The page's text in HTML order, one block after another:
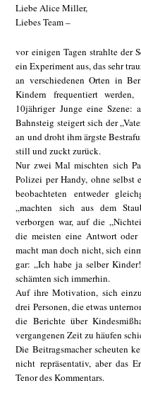
Liebe Alice Miller,
Liebes Team –
vor einigen Tagen strahlte der
ein Experiment aus, das sehr
an verschiedenen Orten in
Kindern frequentiert
10jähriger Junge eine Szene:
Bahnsteig steigert sich der
an und droht ihm ärgste
still und zuckt zurück.
Nur zwei Mal mischten sich
Polizei per Handy, ohne selbst
beobachteten entweder
„machten sich aus dem
verborgen war, auf die
die meisten eine Antwort
macht man doch nicht, sich
gar: „Ich habe ja selber
schämten sich immerhin.
Auf ihre Motivation, sich
drei Personen, die etwas
die Berichte über
vergangenen Zeit zu häufen
Die Beitragsmacher scheuten
nicht repräsentativ, aber das
Tenor des Kommentars.